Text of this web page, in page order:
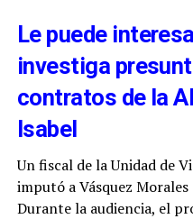
Le puede
investiga
contratos de la
Isabel
Un fiscal de la Unidad de
imputó a Vásquez
Durante la audiencia, el